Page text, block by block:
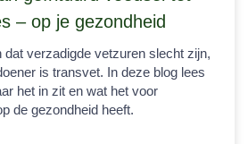
– op je gezondheid
dat verzadigde vetzuren slecht zijn,
is transvet. In deze blog lees
het in zit en wat het voor
de gezondheid heeft.